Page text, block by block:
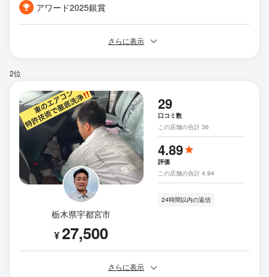
アワード2025銀賞
さらに表示
2位
栃木県宇都宮市
¥27,500
29
口コミ数
この店舗の合計 36
4.89
評価
この店舗の合計 4.94
24時間以内の返信
さらに表示